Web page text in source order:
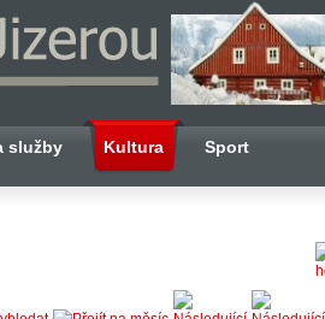
služby Kultura Sport